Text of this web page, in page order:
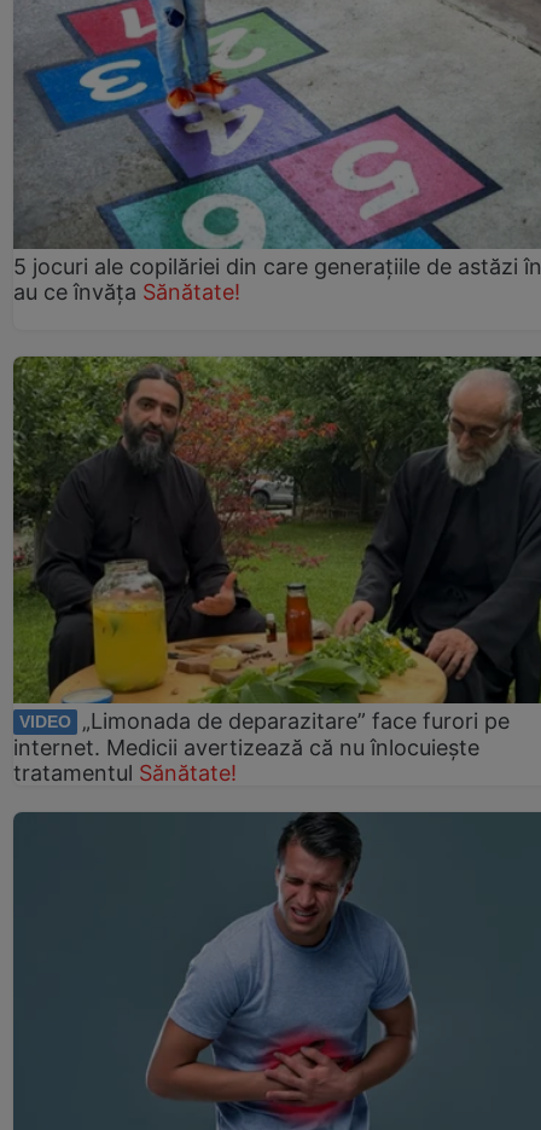
5 jocuri ale copilăriei din care generațiile de astăzi
au ce învăța Sănătate!
VIDEO
„Limonada de deparazitare” face furori pe
internet. Medicii avertizează că nu înlocuiește
tratamentul Sănătate!